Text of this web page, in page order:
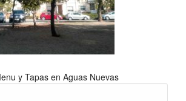
y Tapas en Aguas Nuevas